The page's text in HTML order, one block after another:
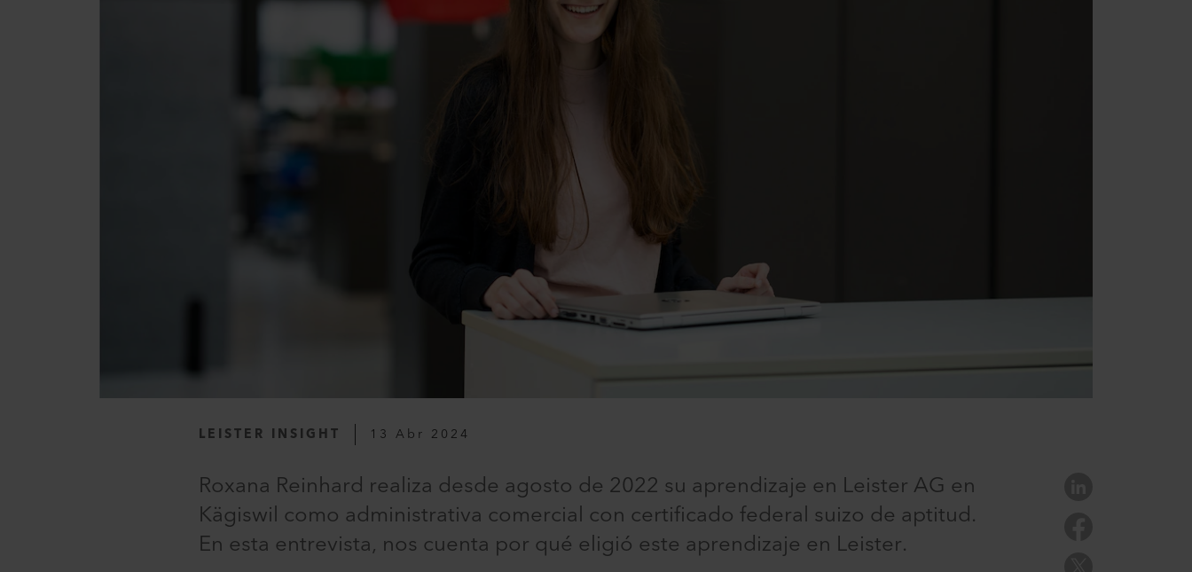
LEISTER INSIGHT 13 Abr 2024
Roxana Reinhard realiza desde agosto de 2022 su aprendizaje en Leister AG en
Kägiswil como administrativa comercial con certificado federal suizo de aptitud.
En esta entrevista, nos cuenta por qué eligió este aprendizaje en Leister.